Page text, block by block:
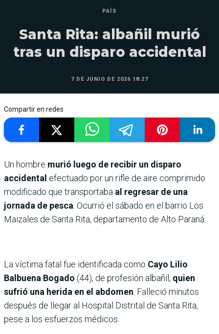
PAÍS
Santa Rita: albañil murió
tras un disparo accidental
7 DE JUNIO DE 2026 18:27
Compartir en redes
Un hombre murió luego de recibir un disparo
accidental efectuado por un rifle de aire comprimido
modificado que transportaba al regresar de una
jornada de pesca. Ocurrió el sábado en el barrio Los
Maizales de Santa Rita, departamento de Alto Paraná.
La víctima fatal fue identificada como Cayo Lilio
Balbuena Bogado (44), de profesión albañil, quien
sufrió una herida en el abdomen. Falleció minutos
después de llegar al Hospital Distrital de Santa Rita,
pese a los esfuerzos médicos.